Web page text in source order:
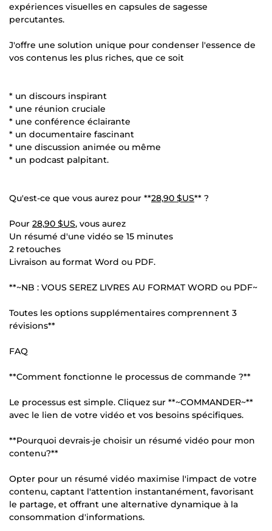
expériences visuelles en capsules de sagesse
percutantes.
J'offre une solution unique pour condenser l'essence de
vos contenus les plus riches, que ce soit
* un discours inspirant
* une réunion cruciale
* une conférence éclairante
* un documentaire fascinant
* une discussion animée ou même
* un podcast palpitant.
Qu'est-ce que vous aurez pour **28,90 $US** ?
Pour 28,90 $US, vous aurez
Un résumé d'une vidéo se 15 minutes
2 retouches
Livraison au format Word ou PDF.
**~NB : VOUS SEREZ LIVRES AU FORMAT WORD ou PDF~
Toutes les options supplémentaires comprennent 3
révisions**
FAQ
**Comment fonctionne le processus de commande ?**
Le processus est simple. Cliquez sur **~COMMANDER~**
avec le lien de votre vidéo et vos besoins spécifiques.
**Pourquoi devrais-je choisir un résumé vidéo pour mon
contenu?**
Opter pour un résumé vidéo maximise l'impact de votre
contenu, captant l'attention instantanément, favorisant
le partage, et offrant une alternative dynamique à la
consommation d'informations.